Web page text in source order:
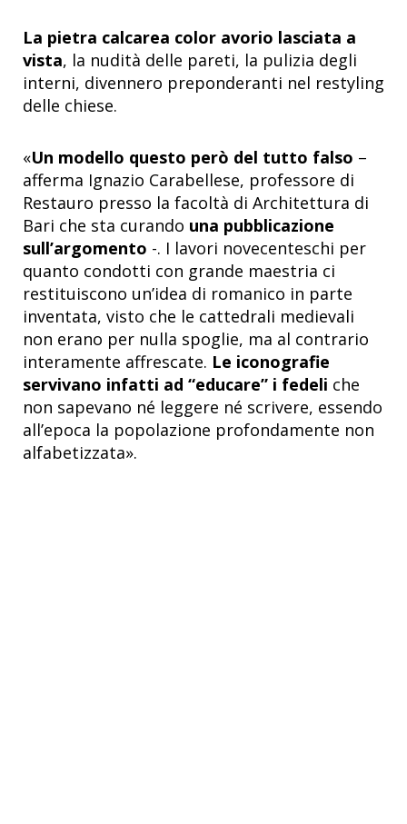
La pietra calcarea color avorio lasciata a
vista, la nudità delle pareti, la pulizia degli
interni, divennero preponderanti nel restyling
delle chiese.
«Un modello questo però del tutto falso –
afferma Ignazio Carabellese, professore di
Restauro presso la facoltà di Architettura di
Bari che sta curando una pubblicazione
sull’argomento -. I lavori novecenteschi per
quanto condotti con grande maestria ci
restituiscono un’idea di romanico in parte
inventata, visto che le cattedrali medievali
non erano per nulla spoglie, ma al contrario
interamente affrescate. Le iconografie
servivano infatti ad “educare” i fedeli che
non sapevano né leggere né scrivere, essendo
all’epoca la popolazione profondamente non
alfabetizzata».